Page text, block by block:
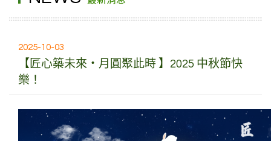
2025-10-03
【匠心築未來‧月圓聚此時 】2025 中秋節快
樂！